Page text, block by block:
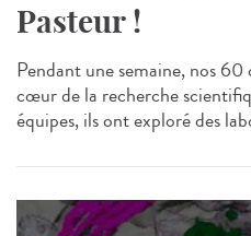
Pasteur !
Pendant une semaine, nos
cœur de la recherche
équipes, ils ont exploré des